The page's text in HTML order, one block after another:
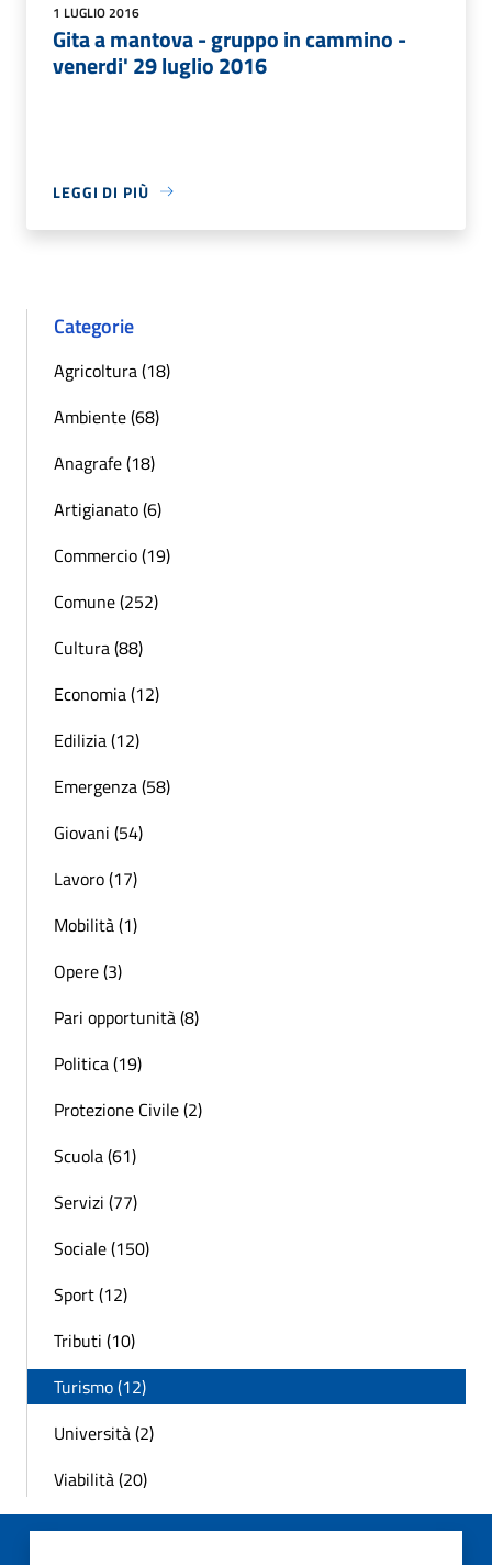
1 LUGLIO 2016
Gita a mantova - gruppo in cammino -
venerdi' 29 luglio 2016
LEGGI DI PIÙ
Categorie
Agricoltura (18)
Ambiente (68)
Anagrafe (18)
Artigianato (6)
Commercio (19)
Comune (252)
Cultura (88)
Economia (12)
Edilizia (12)
Emergenza (58)
Giovani (54)
Lavoro (17)
Mobilità (1)
Opere (3)
Pari opportunità (8)
Politica (19)
Protezione Civile (2)
Scuola (61)
Servizi (77)
Sociale (150)
Sport (12)
Tributi (10)
Turismo (12)
Università (2)
Viabilità (20)